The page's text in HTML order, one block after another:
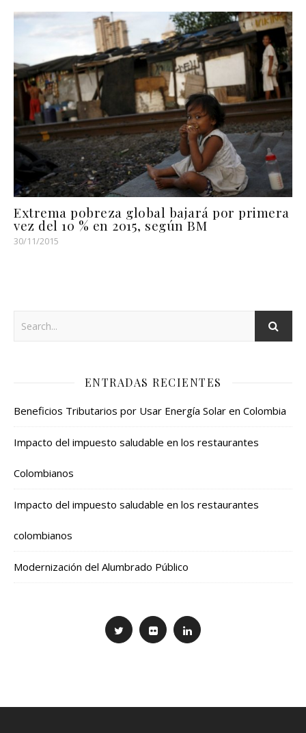
Extrema pobreza global bajará por primera
vez del 10 % en 2015, según BM
30/11/2015
ENTRADAS RECIENTES
Beneficios Tributarios por Usar Energía Solar en Colombia
Impacto del impuesto saludable en los restaurantes
Colombianos
Impacto del impuesto saludable en los restaurantes
colombianos
Modernización del Alumbrado Público